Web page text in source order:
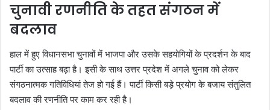
चुनावी रणनीति के तहत संगठन में
बदलाव
हाल में हुए विधानसभा चुनावों में भाजपा और उसके सहयोगियों के प्रदर्शन के बाद
पार्टी का उत्साह बढ़ा है। इसी के साथ उत्तर प्रदेश में अगले चुनाव को लेकर
संगठनात्मक गतिविधियां तेज हो गई हैं। पार्टी किसी बड़े प्रयोग के बजाय संतुलित
बदलाव की रणनीति पर काम कर रही है।